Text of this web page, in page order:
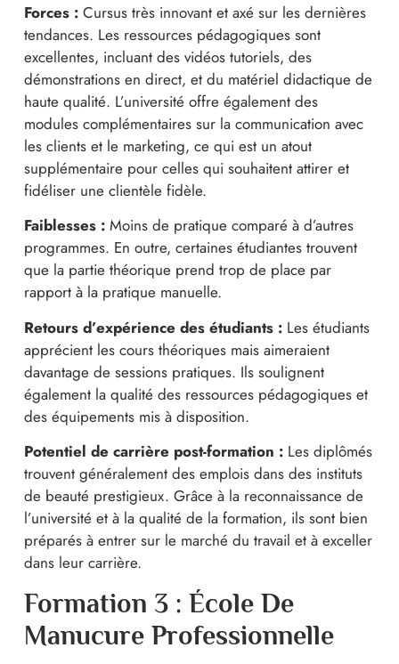
Forces : Cursus très innovant et axé sur les dernières
tendances. Les ressources pédagogiques sont
excellentes, incluant des vidéos tutoriels, des
démonstrations en direct, et du matériel didactique de
haute qualité. L’université offre également des
modules complémentaires sur la communication avec
les clients et le marketing, ce qui est un atout
supplémentaire pour celles qui souhaitent attirer et
fidéliser une clientèle fidèle.
Faiblesses : Moins de pratique comparé à d’autres
programmes. En outre, certaines étudiantes trouvent
que la partie théorique prend trop de place par
rapport à la pratique manuelle.
Retours d’expérience des étudiants : Les étudiants
apprécient les cours théoriques mais aimeraient
davantage de sessions pratiques. Ils soulignent
également la qualité des ressources pédagogiques et
des équipements mis à disposition.
Potentiel de carrière post-formation : Les diplômés
trouvent généralement des emplois dans des instituts
de beauté prestigieux. Grâce à la reconnaissance de
l’université et à la qualité de la formation, ils sont bien
préparés à entrer sur le marché du travail et à exceller
dans leur carrière.
Formation 3 : École De
Manucure Professionnelle